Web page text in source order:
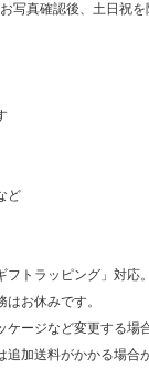
写真確認後、土日祝
ど
フトラッピング」対応。
お休みです。
ージなど変更する場
加送料がかかる場合